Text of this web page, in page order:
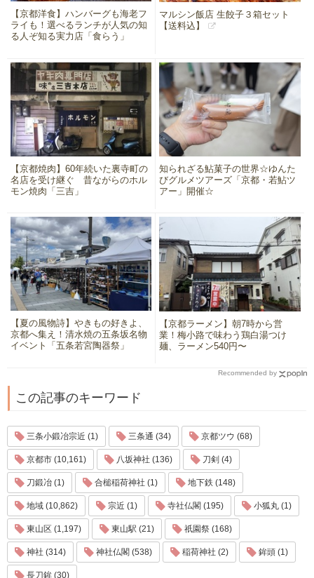
【京都洋食】ハンバーグも海老フ
ライも！選べるランチが人気の知
る人ぞ知る実力店「食らう」
マルシン飯店 生餃子３箱セット
【送料込】
【京都焼肉】60年続いた裏寺町の
名店を受け継ぐ 昔ながらのホル
モン焼肉「三吉」
知られざる鮎菓子の世界☆ゆんた
びグルメツアーズ「京都・若鮎ツ
アー」開催☆
【夏の風物詩】やきもの好きよ、
京都へ集え！清水焼の五条坂名物
イベント「五条若宮陶器祭」
【京都ラーメン】朝7時から営
業！梅小路で味わう鶏白湯つけ
麺、ラーメン540円〜
Recommended by
この記事のキーワード
三条小鍛冶宗近 (1) 三条通 (34) 京都ツウ (68)
京都市 (10,161) 八坂神社 (136) 刀剣 (4)
刀鍛冶 (1) 合槌稲荷神社 (1) 地下鉄 (148)
地域 (10,862) 宗近 (1) 寺社仏閣 (195) 小狐丸 (1)
東山区 (1,197) 東山駅 (21) 祇園祭 (168)
神社 (314) 神社仏閣 (538) 稲荷神社 (2) 鉾頭 (1)
長刀鉾 (30)